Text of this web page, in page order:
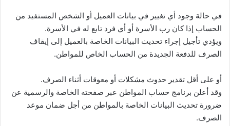
في حالة وجود أي تغيير في بيانات العميل أو الشخص المستفيد من
الحساب إذا كان رب الأسرة أو أي فرد تابع له في الأسرة.
ويؤدي تأجيل إجراء تحديث البيانات الخاصة بالعميل إلى إيقاف
الصرف للدفعة الجديدة من الحساب الخاص للمواطن.
أو على أقل تقدير حدوث مشكلات أو معوقات أثناء الصرف.
وقد أعلن برنامج حساب المواطن عبر صفحته الخاصة والرسمية عن
ضرورة تحديث البيانات الخاصة بالمواطن من أجل ضمان موعد
الصرف.